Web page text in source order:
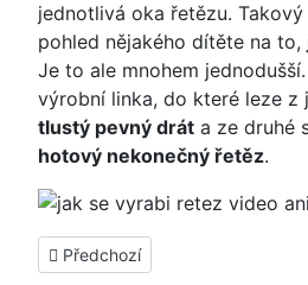
jednotlivá oka řetězu.
pohled nějakého dítěte na to,
Je to ale mnohem
výrobní linka, do které leze z
tlustý pevný drát a ze druhé
hotový nekonečný řetěz.
Předchozí článek: ► Jak se
Předchozí